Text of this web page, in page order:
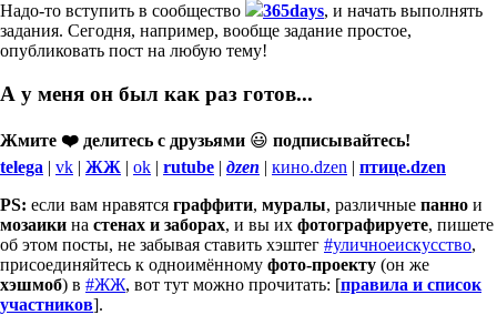
Надо-то вступить в сообщество
365days, и начать выполнять
задания. Сегодня, например, вообще задание простое,
опубликовать пост на любую тему!
А у меня он был как раз готов...
Жмите ❤️ делитесь с друзьями 😃 подписывайтесь!
telega | vk | ЖЖ | ok | rutube | дzen | кино.dzen | птице.dzen
PS: если вам нравятся граффити, муралы, различные панно и
мозаики на стенах и заборах, и вы их фотографируете, пишете
об этом посты, не забывая ставить хэштег #уличноеискусство,
присоединяйтесь к одноимённому фото-проекту (он же
хэшмоб) в #ЖЖ, вот тут можно прочитать: [правила и список
участников].